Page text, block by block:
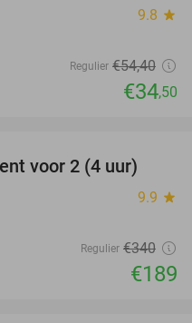
9.8 star
Regulier €54,40
€34,50
44%
voor 2 (4 uur)
9.9 star
Regulier €340
€189